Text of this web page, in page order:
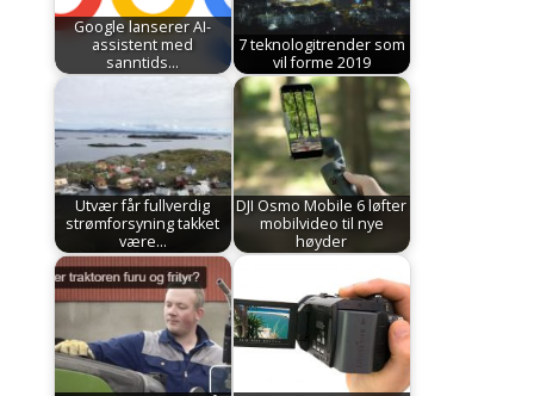
Google lanserer AI-
assistent med
sanntids…
7 teknologitrender som
vil forme 2019
Utvær får fullverdig
strømforsyning takket
være…
DJI Osmo Mobile 6 løfter
mobilvideo til nye
høyder